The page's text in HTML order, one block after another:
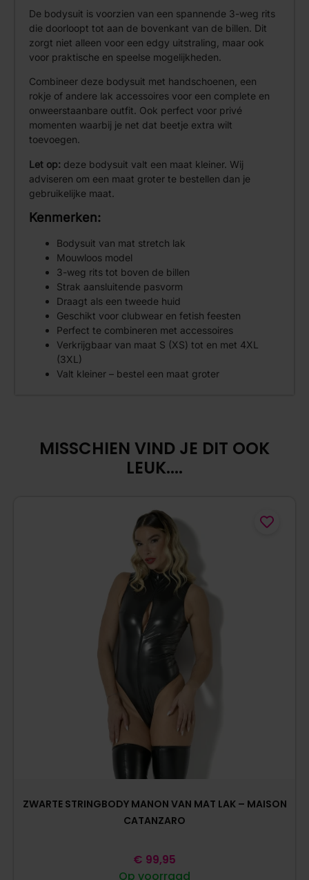
De bodysuit is voorzien van een spannende 3-weg rits
die doorloopt tot aan de bovenkant van de billen. Dit
zorgt niet alleen voor een edgy uitstraling, maar ook
voor praktische en speelse mogelijkheden.
Combineer deze bodysuit met handschoenen, een
rokje of andere lak accessoires voor een complete en
onweerstaanbare outfit. Ook perfect voor privé
momenten waarbij je net dat beetje extra wilt
toevoegen.
Let op: deze bodysuit valt een maat kleiner. Wij
adviseren om een maat groter te bestellen dan je
gebruikelijke maat.
Kenmerken:
Bodysuit van mat stretch lak
Mouwloos model
3-weg rits tot boven de billen
Strak aansluitende pasvorm
Draagt als een tweede huid
Geschikt voor clubwear en fetish feesten
Perfect te combineren met accessoires
Verkrijgbaar van maat S (XS) tot en met 4XL
(3XL)
Valt kleiner – bestel een maat groter
MISSCHIEN VIND JE DIT OOK
LEUK....
ZWARTE STRINGBODY MANON VAN MAT LAK – MAISON
CATANZARO
Op voorraad
€ 99,95